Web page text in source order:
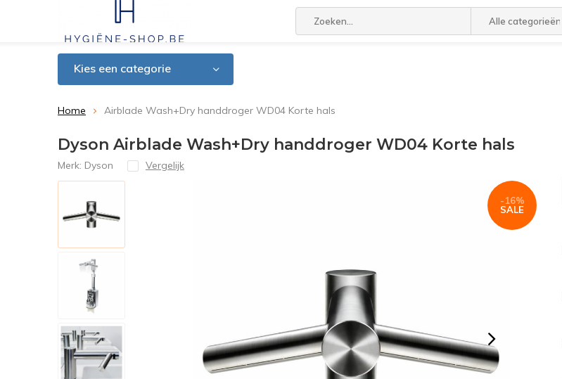
Alle categorieën
Kies een categorie
Home Airblade Wash+Dry handdroger WD04 Korte hals
Dyson Airblade Wash+Dry handdroger WD04 Korte hals
Merk: Dyson Vergelijk
-16%
SALE